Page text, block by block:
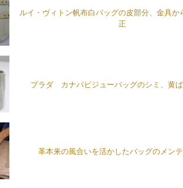
ルイ・ヴィトン帆布白バッグの皮部分、金具か
正
プラダ カナパビジューバッグのシミ、黄
革本来の風合いを活かしたバッグのメン